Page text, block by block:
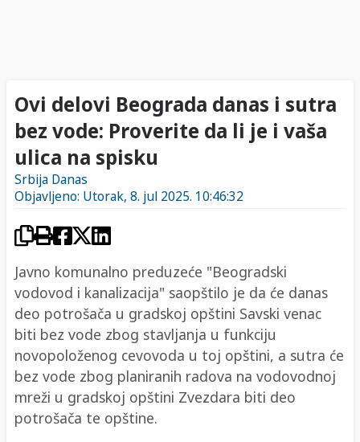
Ovi delovi Beograda danas i sutra
bez vode: Proverite da li je i vaša
ulica na spisku
Srbija Danas
Objavljeno: Utorak, 8. jul 2025. 10:46:32
Javno komunalno preduzeće "Beogradski
vodovod i kanalizacija" saopštilo je da će danas
deo potrošača u gradskoj opštini Savski venac
biti bez vode zbog stavljanja u funkciju
novopoloženog cevovoda u toj opštini, a sutra će
bez vode zbog planiranih radova na vodovodnoj
mreži u gradskoj opštini Zvezdara biti deo
potrošača te opštine.